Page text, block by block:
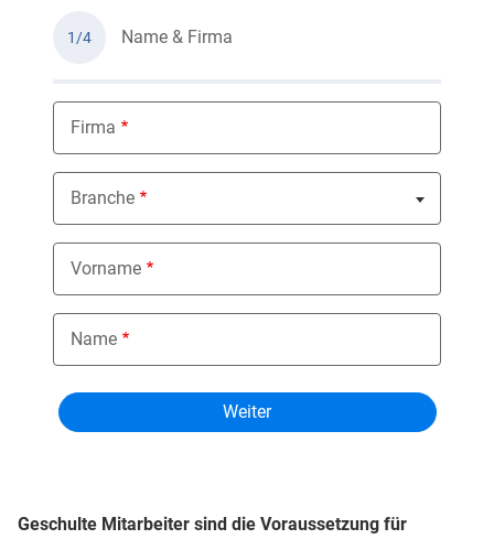
Geschulte Mitarbeiter sind die Voraussetzung für
1/4 Name & Firma
Firma
Branche
Nothing selected
Vorname
Name